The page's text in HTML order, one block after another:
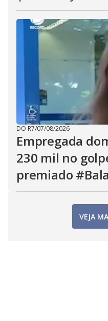
DO R7/07/08/2026
Empregada
230 mil no
premiado
VEJA